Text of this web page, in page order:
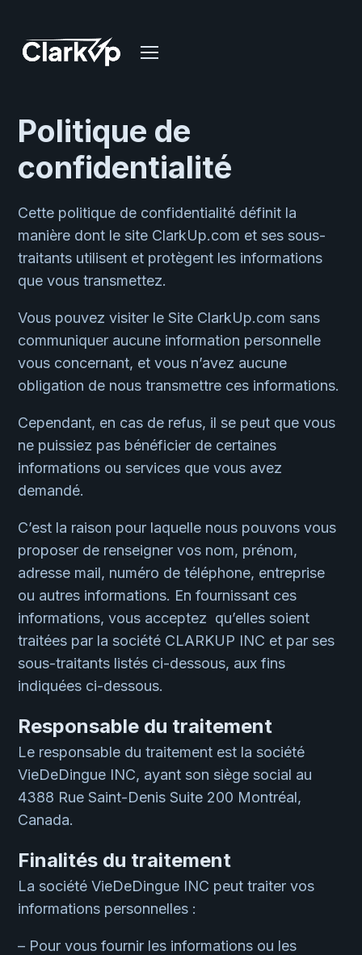
Politique de
confidentialité
Cette politique de confidentialité définit la
manière dont le site ClarkUp.com et ses sous-
traitants utilisent et protègent les informations
que vous transmettez.
Vous pouvez visiter le Site ClarkUp.com sans
communiquer aucune information personnelle
vous concernant, et vous n’avez aucune
obligation de nous transmettre ces informations.
Cependant, en cas de refus, il se peut que vous
ne puissiez pas bénéficier de certaines
informations ou services que vous avez
demandé.
C’est la raison pour laquelle nous pouvons vous
proposer de renseigner vos nom, prénom,
adresse mail, numéro de téléphone, entreprise
ou autres informations. En fournissant ces
informations, vous acceptez qu’elles soient
traitées par la société CLARKUP INC et par ses
sous-traitants listés ci-dessous, aux fins
indiquées ci-dessous.
Responsable du traitement
Le responsable du traitement est la société
VieDeDingue INC, ayant son siège social au
4388 Rue Saint-Denis Suite 200 Montréal,
Canada.
Finalités du traitement
La société VieDeDingue INC peut traiter vos
informations personnelles :
– Pour vous fournir les informations ou les